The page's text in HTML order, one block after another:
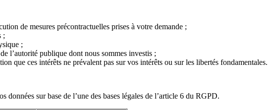
de mesures précontractuelles prises à votre demande ;
;
;
l’autorité publique dont nous sommes investis ;
que ces intérêts ne prévalent pas sur vos intérêts ou sur les libertés fondamentales.
sur base de l’une des bases légales de l’article 6 du RGPD.